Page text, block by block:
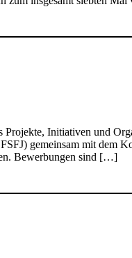
Initiativen und
gemeinsam mit dem
Bewerbungen sind […]